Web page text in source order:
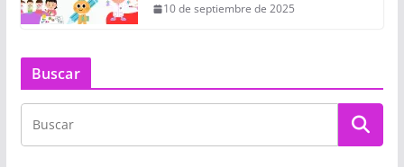
10 de septiembre de 2025
Buscar